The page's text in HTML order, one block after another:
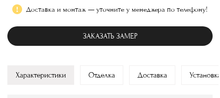
Доставка и монтаж — уточните у менеджера по телефону!
ЗАКАЗАТЬ ЗАМЕР
Характеристики Отделка Доставка